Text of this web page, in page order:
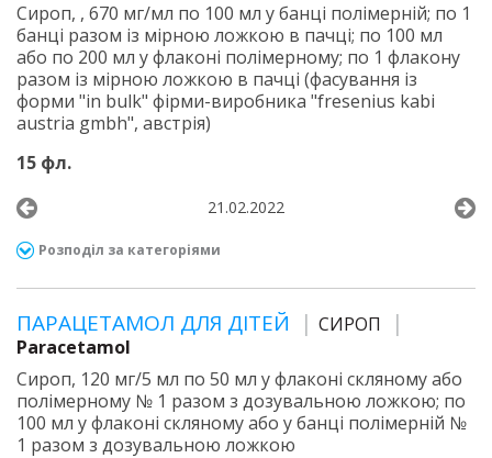
Сироп, , 670 мг/мл по 100 мл у банці полімерній; по 1
банці разом із мірною ложкою в пачці; по 100 мл
або по 200 мл у флаконі полімерному; по 1 флакону
разом із мірною ложкою в пачці (фасування із
форми "in bulk" фірми-виробника "fresenius kabi
austria gmbh", австрія)
15 фл.
21.02.2022
Розподіл за категоріями
ПАРАЦЕТАМОЛ ДЛЯ ДІТЕЙ
СИРОП
Paracetamol
Сироп, 120 мг/5 мл по 50 мл у флаконі скляному або
полімерному № 1 разом з дозувальною ложкою; по
100 мл у флаконі скляному або у банці полімерній №
1 разом з дозувальною ложкою